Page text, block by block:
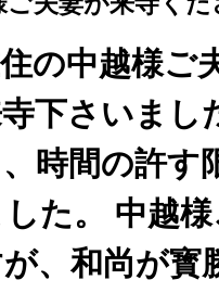
の中越様ご
下さいまし
時間の許す
た。 中越
、和尚が寳